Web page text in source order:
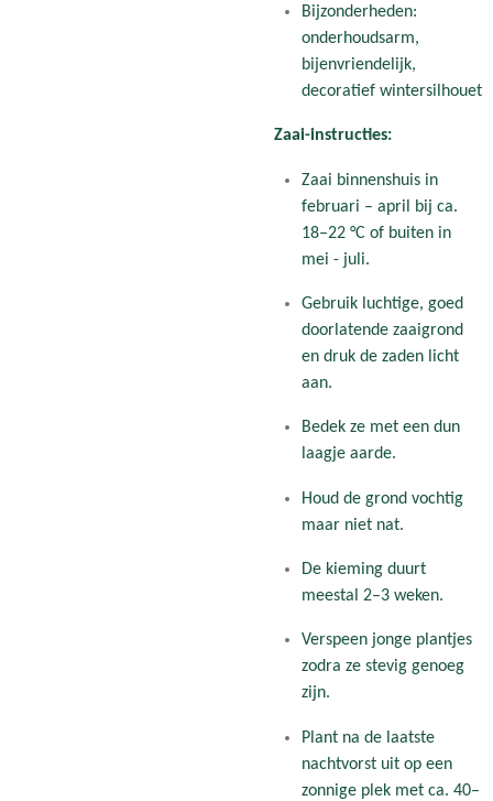
Bijzonderheden:
onderhoudsarm,
bijenvriendelijk,
decoratief wintersilhouet
Zaai-instructies:
Zaai binnenshuis in
februari – april bij ca.
18–22 °C of buiten in
mei - juli.
Gebruik luchtige, goed
doorlatende zaaigrond
en druk de zaden licht
aan.
Bedek ze met een dun
laagje aarde.
Houd de grond vochtig
maar niet nat.
De kieming duurt
meestal 2–3 weken.
Verspeen jonge plantjes
zodra ze stevig genoeg
zijn.
Plant na de laatste
nachtvorst uit op een
zonnige plek met ca. 40–